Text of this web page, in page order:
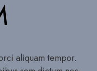
aliquam tempor.